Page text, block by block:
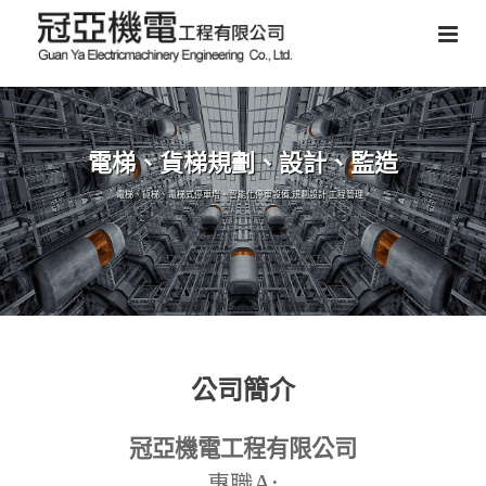
電梯、貨梯規劃、設計、監造
電梯、貨梯、電梯式停車塔、智能化停車設備,規劃設計,工程管理。
公司簡介
冠亞機電工程有限公司